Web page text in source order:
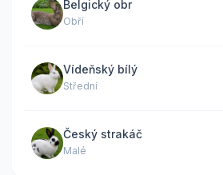
Belgický obr
Obří
Vídeňský bílý
Střední
Český strakáč
Malé